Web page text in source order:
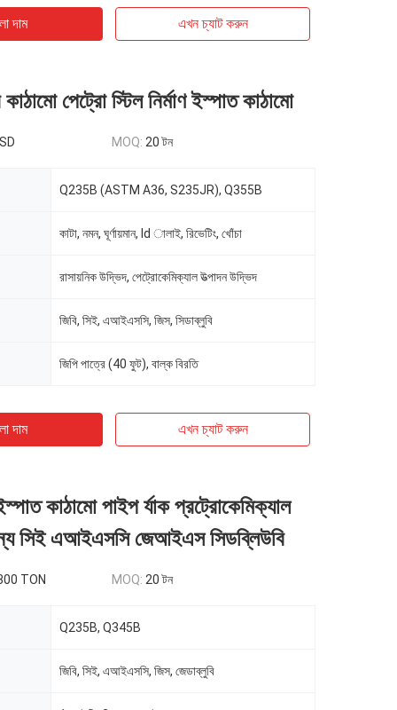
দাম এখন চ্যাট করুন
কাঠামো পেট্রো স্টিল নির্মাণ ইস্পাত কাঠামো
MOQ: 20 টন
Q235B (ASTM A36, S235JR), Q355B
কাটা, নমন, ঘূর্ণায়মান, ld ালাই, রিভেটিং, খোঁচা
রাসায়নিক উদ্ভিদ, পেট্রোকেমিক্যাল উত্পাদন উদ্ভিদ
জিবি, সিই, এআইএসসি, জিস, সিডাব্লুবি
জিপি পাত্রে (40 ফুট), বাল্ক বিরতি
দাম এখন চ্যাট করুন
কাঠামো পাইপ র্যাক প্রট্রোকেমিক্যাল
সিই এআইএসসি জেআইএস সিডব্লিউবি
TON MOQ: 20 টন
Q235B, Q345B
জিবি, সিই, এআইএসসি, জিস, জেডাব্লুবি